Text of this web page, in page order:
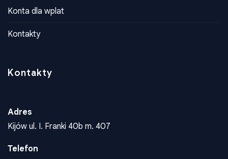
Konta dla wplat
Kontakty
Kontakty
Adres
Kijów ul. I. Franki 40b m. 407
Telefon